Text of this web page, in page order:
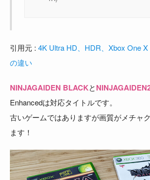
引用元 : 4K Ultra HD、HDR、Xbox One
の違い
NINJAGAIDEN BLACKと
Enhancedは対応タイトルです。
古いゲームではありますが画質がメチャ
ます！